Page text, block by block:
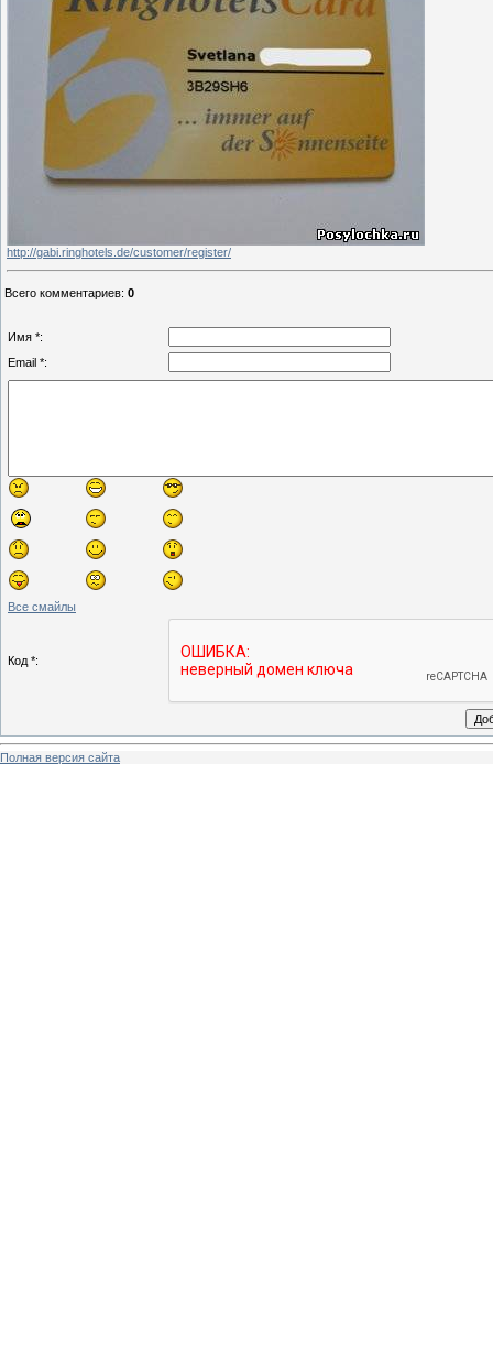
http://gabi.ringhotels.de/customer/register/
Всего комментариев: 0
Имя *:
Email *:
Все смайлы
Код *:
Полная версия сайта